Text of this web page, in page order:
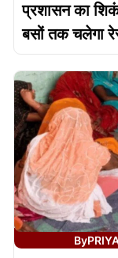
प्रशासन का
बसों तक चलेगा
By